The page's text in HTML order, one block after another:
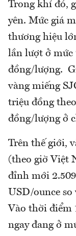
Trong khí đó,
yên. Mức giá
thương hiệu
lần lượt ở mức
đồng/lượng.
vàng miếng
triệu đồng
đồng/lượng ở
Trên thế giới,
(theo giờ Việt
đỉnh mới
USD/ounce so
Vào thời điểm
ngay đang ở